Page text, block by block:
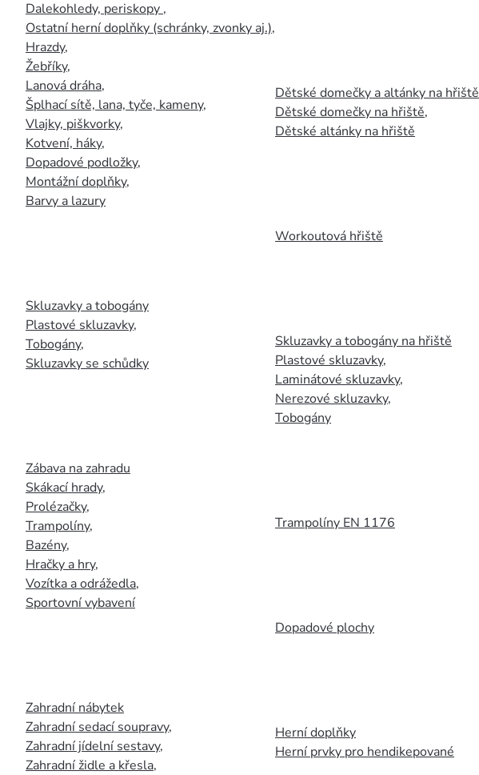
Dalekohledy, periskopy ,
Ostatní herní doplňky (schránky, zvonky aj.),
Hrazdy,
Žebříky,
Lanová dráha,
Šplhací sítě, lana, tyče, kameny,
Vlajky, piškvorky,
Kotvení, háky,
Dopadové podložky,
Montážní doplňky,
Barvy a lazury
Skluzavky a tobogány
Plastové skluzavky,
Tobogány,
Skluzavky se schůdky
Zábava na zahradu
Skákací hrady,
Prolézačky,
Trampolíny,
Bazény,
Hračky a hry,
Vozítka a odrážedla,
Sportovní vybavení
Zahradní nábytek
Zahradní sedací soupravy,
Zahradní jídelní sestavy,
Zahradní židle a křesla,
Dětské domečky a altánky na hřiště
Dětské domečky na hřiště,
Dětské altánky na hřiště
Workoutová hřiště
Skluzavky a tobogány na hřiště
Plastové skluzavky,
Laminátové skluzavky,
Nerezové skluzavky,
Tobogány
Trampolíny EN 1176
Dopadové plochy
Herní doplňky
Herní prvky pro hendikepované